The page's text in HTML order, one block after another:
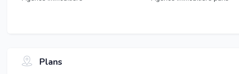
Plans